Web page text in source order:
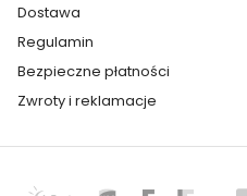
Dostawa
Regulamin
Bezpieczne płatności
Zwroty i reklamacje